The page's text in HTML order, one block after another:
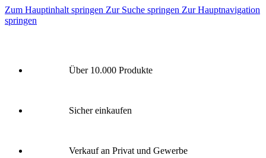
Zum Hauptinhalt springen Zur Suche springen Zur Hauptnavigation
springen
Über 10.000 Produkte
Sicher einkaufen
Verkauf an Privat und Gewerbe